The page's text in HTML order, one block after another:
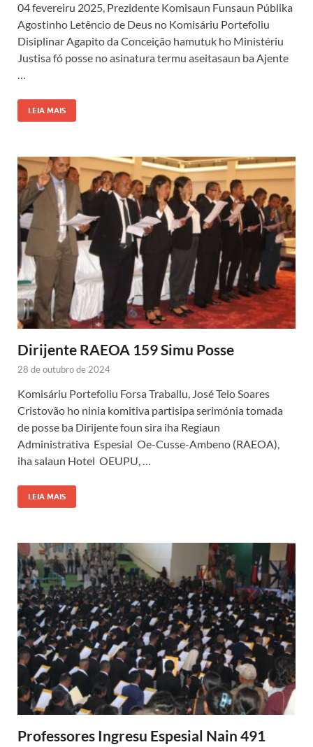
04 fevereiru 2025, Prezidente Komisaun Funsaun Públika
Agostinho Letêncio de Deus no Komisáriu Portefoliu
Disiplinar Agapito da Conceição hamutuk ho Ministériu
Justisa fó posse no asinatura termu aseitasaun ba Ajente
…
LEIA MAIS
Dirijente RAEOA 159 Simu Posse
28 de outubro de 2024
Komisáriu Portefoliu Forsa Traballu, José Telo Soares
Cristovão ho ninia komitiva partisipa serimónia tomada
de posse ba Dirijente foun sira iha Regiaun
Administrativa Espesial Oe-Cusse-Ambeno (RAEOA),
iha salaun Hotel OEUPU, …
LEIA MAIS
Professores Ingresu Espesial Nain 491